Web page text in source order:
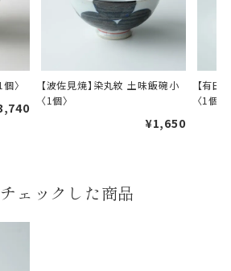
包装
婚礼や出産などのギフト
包装
により、紐（ひも）掛けしない場合が
ついて
〉
【波佐見焼】染丸紋 土味飯碗小
〈1個〉
¥1,650
【有田
〈1個〉
ェックした商品